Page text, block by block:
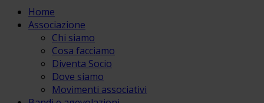
Home
Associazione
Chi siamo
Cosa facciamo
Diventa Socio
Dove siamo
Movimenti associativi